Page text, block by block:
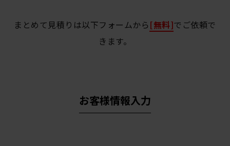
まとめて見積りは以下フォームから [無料]でご依頼で
きます。
お客様情報入力